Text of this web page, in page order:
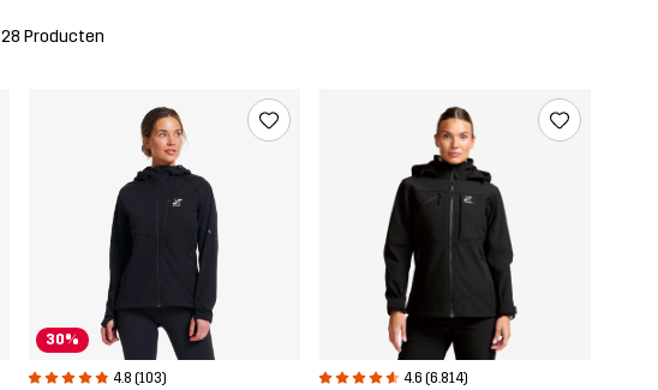
28 Producten
30%
4.8 (103) 4.6 (6.814)